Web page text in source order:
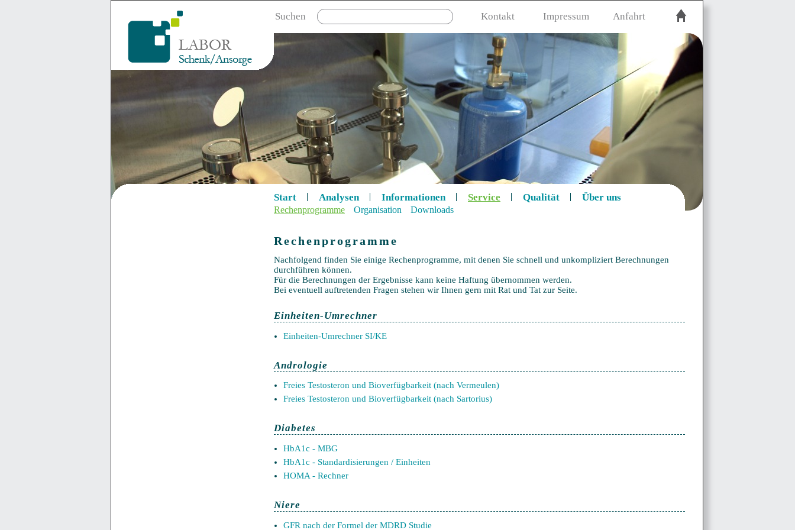
Suchen Kontakt Impressum Anfahrt
Start Analysen Informationen Service Qualität Über uns
Rechenprogramme Organisation Downloads
Rechenprogramme
Nachfolgend finden Sie einige Rechenprogramme, mit denen Sie schnell und unkompliziert Berechnungen
durchführen können.
Für die Berechnungen der Ergebnisse kann keine Haftung übernommen werden.
Bei eventuell auftretenden Fragen stehen wir Ihnen gern mit Rat und Tat zur Seite.
Einheiten-Umrechner
Einheiten-Umrechner SI/KE
Andrologie
Freies Testosteron und Bioverfügbarkeit (nach Vermeulen)
Freies Testosteron und Bioverfügbarkeit (nach Sartorius)
Diabetes
HbA1c - MBG
HbA1c - Standardisierungen / Einheiten
HOMA - Rechner
Niere
GFR nach der Formel der MDRD Studie